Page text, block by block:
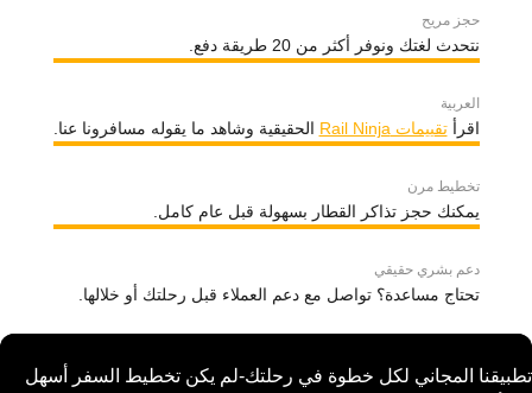
حجز مريح
نتحدث لغتك ونوفر أكثر من 20 طريقة دفع.
العربية
اقرأتقييمات Rail Ninja الحقيقية وشاهد ما يقوله مسافرونا عنا.
تخطيط مرن
يمكنك حجز تذاكر القطار بسهولة قبل عام كامل.
دعم بشري حقيقي
تحتاج مساعدة؟ تواصل مع دعم العملاء قبل رحلتك أو خلالها.
تطبيقنا المجاني لكل خطوة في رحلتك-لم يكن تخطيط السفر أسهل